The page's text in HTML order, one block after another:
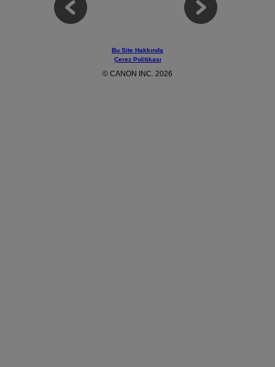
Bu Site Hakkında
Çerez Politikası
© CANON INC. 2026